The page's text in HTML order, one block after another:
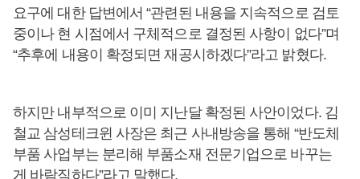
요구에 대한 답변에서 “관련된 내용을 지속적으로 검토
중이나 현 시점에서 구체적으로 결정된 사항이 없다”며
“추후에 내용이 확정되면 재공시하겠다”라고 밝혔다.
하지만 내부적으로 이미 지난달 확정된 사안이었다. 김
철교 삼성테크윈 사장은 최근 사내방송을 통해 “반도체
부품 사업부는 분리해 부품소재 전문기업으로 바꾸는
게 바람직하다”라고 말했다.